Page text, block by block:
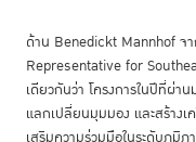
ด้าน Benedickt Mannhof จ
Representative for
เดียวกันว่า โครงการในปีที่ผ่า
แลกเปลี่ยนมุมมอง และสร้าง